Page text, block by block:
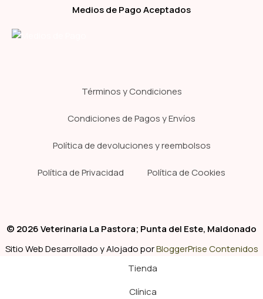
Medios de Pago Aceptados
Términos y Condiciones
Condiciones de Pagos y Envíos
Política de devoluciones y reembolsos
Política de Privacidad Política de Cookies
© 2026 Veterinaria La Pastora; Punta del Este, Maldonado
Sitio Web Desarrollado y Alojado porBloggerPrise Contenidos
Tienda
Clínica